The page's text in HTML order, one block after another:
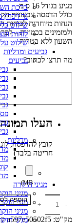
ברכת
נר
שילוט
לוחות
שילוט
גביעים ומדליות
גביעים
מדליות
מגיני הוקרה
מגיני
מגני
מגיני
מגיני
מגיע בגודל 16 ס מ
כולל הדפסה צבעונית
הנחות מיוחדות לכוחות
ולמזמינים בכמויות –
השעון ללא בטריה
מה תרצו לכתוב?
העלו
קובץ להדפסה,
חריטה בלבד)
MB)
הוספה
מק"ט: a597e50502f5